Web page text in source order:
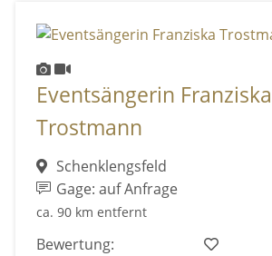
Eventsängerin Franziska
Trostmann
Schenklengsfeld
Gage: auf Anfrage
ca. 90 km entfernt
Bewertung: